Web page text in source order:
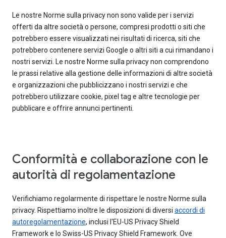
Le nostre Norme sulla privacy non sono valide per i servizi
offerti da altre società o persone, compresi prodotti o siti che
potrebbero essere visualizzati nei risultati di ricerca, siti che
potrebbero contenere servizi Google o altri siti a cui rimandano i
nostri servizi. Le nostre Norme sulla privacy non comprendono
le prassi relative alla gestione delle informazioni di altre società
e organizzazioni che pubblicizzano i nostri servizi e che
potrebbero utilizzare cookie, pixel tag e altre tecnologie per
pubblicare e offrire annunci pertinenti.
Conformità e collaborazione con le
autorità di regolamentazione
Verifichiamo regolarmente di rispettare le nostre Norme sulla
privacy. Rispettiamo inoltre le disposizioni di diversi accordi di
autoregolamentazione, inclusi l'EU-US Privacy Shield
Framework e lo Swiss-US Privacy Shield Framework. Ove